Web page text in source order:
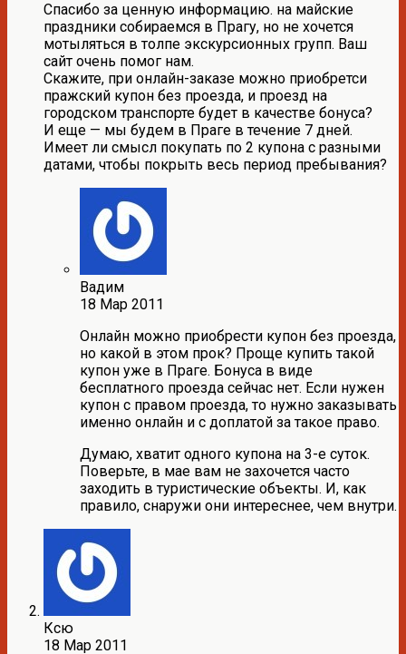
Спасибо за ценную информацию. на майские
праздники собираемся в Прагу, но не хочется
мотыляться в толпе экскурсионных групп. Ваш
сайт очень помог нам.
Скажите, при онлайн-заказе можно приобретси
пражский купон без проезда, и проезд на
городском транспорте будет в качестве бонуса?
И еще — мы будем в Праге в течение 7 дней.
Имеет ли смысл покупать по 2 купона с разными
датами, чтобы покрыть весь период пребывания?
Вадим
18 Мар 2011
Онлайн можно приобрести купон без проезда,
но какой в этом прок? Проще купить такой
купон уже в Праге. Бонуса в виде
бесплатного проезда сейчас нет. Если нужен
купон с правом проезда, то нужно заказывать
именно онлайн и с доплатой за такое право.
Думаю, хватит одного купона на 3-е суток.
Поверьте, в мае вам не захочется часто
заходить в туристические объекты. И, как
правило, снаружи они интереснее, чем внутри.
Ксю
18 Мар 2011